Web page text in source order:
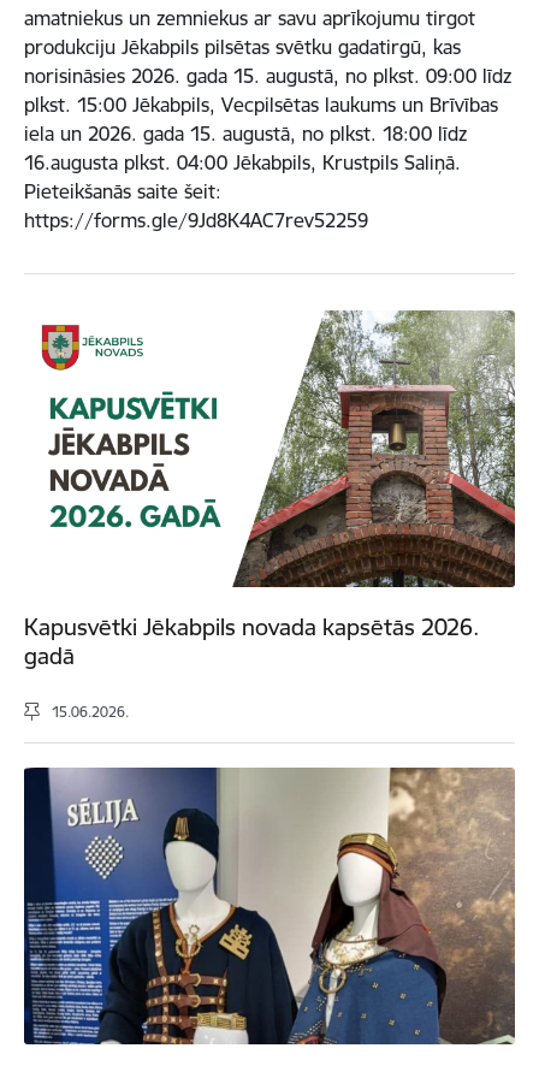
amatniekus un zemniekus ar savu aprīkojumu tirgot
produkciju Jēkabpils pilsētas svētku gadatirgū, kas
norisināsies 2026. gada 15. augustā, no plkst. 09:00 līdz
plkst. 15:00 Jēkabpils, Vecpilsētas laukums un Brīvības
iela un 2026. gada 15. augustā, no plkst. 18:00 līdz
16.augusta plkst. 04:00 Jēkabpils, Krustpils Saliņā.
Pieteikšanās saite šeit:
https://forms.gle/9Jd8K4AC7rev52259
Kapusvētki Jēkabpils novada kapsētās 2026.
gadā
15.06.2026.